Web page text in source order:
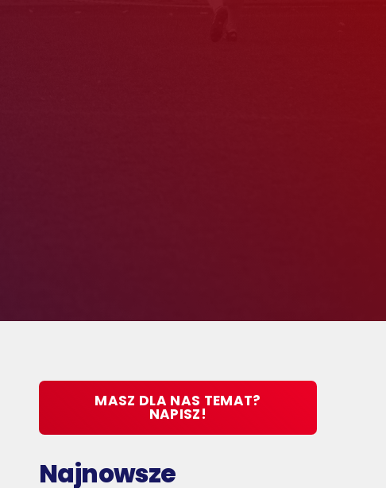
MASZ DLA NAS TEMAT?
NAPISZ!
Najnowsze